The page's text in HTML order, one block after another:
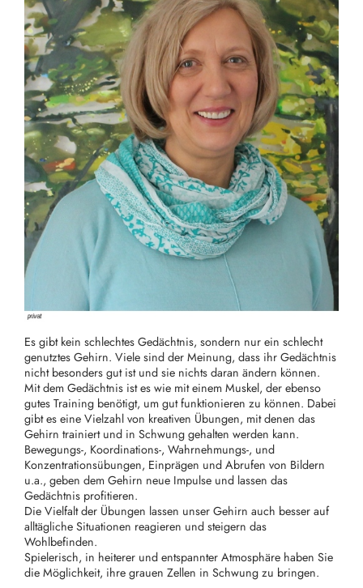
Es gibt kein schlechtes Gedächtnis, sondern nur ein schlecht
genutztes Gehirn. Viele sind der Meinung, dass ihr Gedächtnis
nicht besonders gut ist und sie nichts daran ändern können.
Mit dem Gedächtnis ist es wie mit einem Muskel, der ebenso
gutes Training benötigt, um gut funktionieren zu können. Dabei
gibt es eine Vielzahl von kreativen Übungen, mit denen das
Gehirn trainiert und in Schwung gehalten werden kann.
Bewegungs-, Koordinations-, Wahrnehmungs-, und
Konzentrationsübungen, Einprägen und Abrufen von Bildern
u.a., geben dem Gehirn neue Impulse und lassen das
Gedächtnis profitieren.
Die Vielfalt der Übungen lassen unser Gehirn auch besser auf
alltägliche Situationen reagieren und steigern das
Wohlbefinden.
Spielerisch, in heiterer und entspannter Atmosphäre haben Sie
die Möglichkeit, ihre grauen Zellen in Schwung zu bringen.